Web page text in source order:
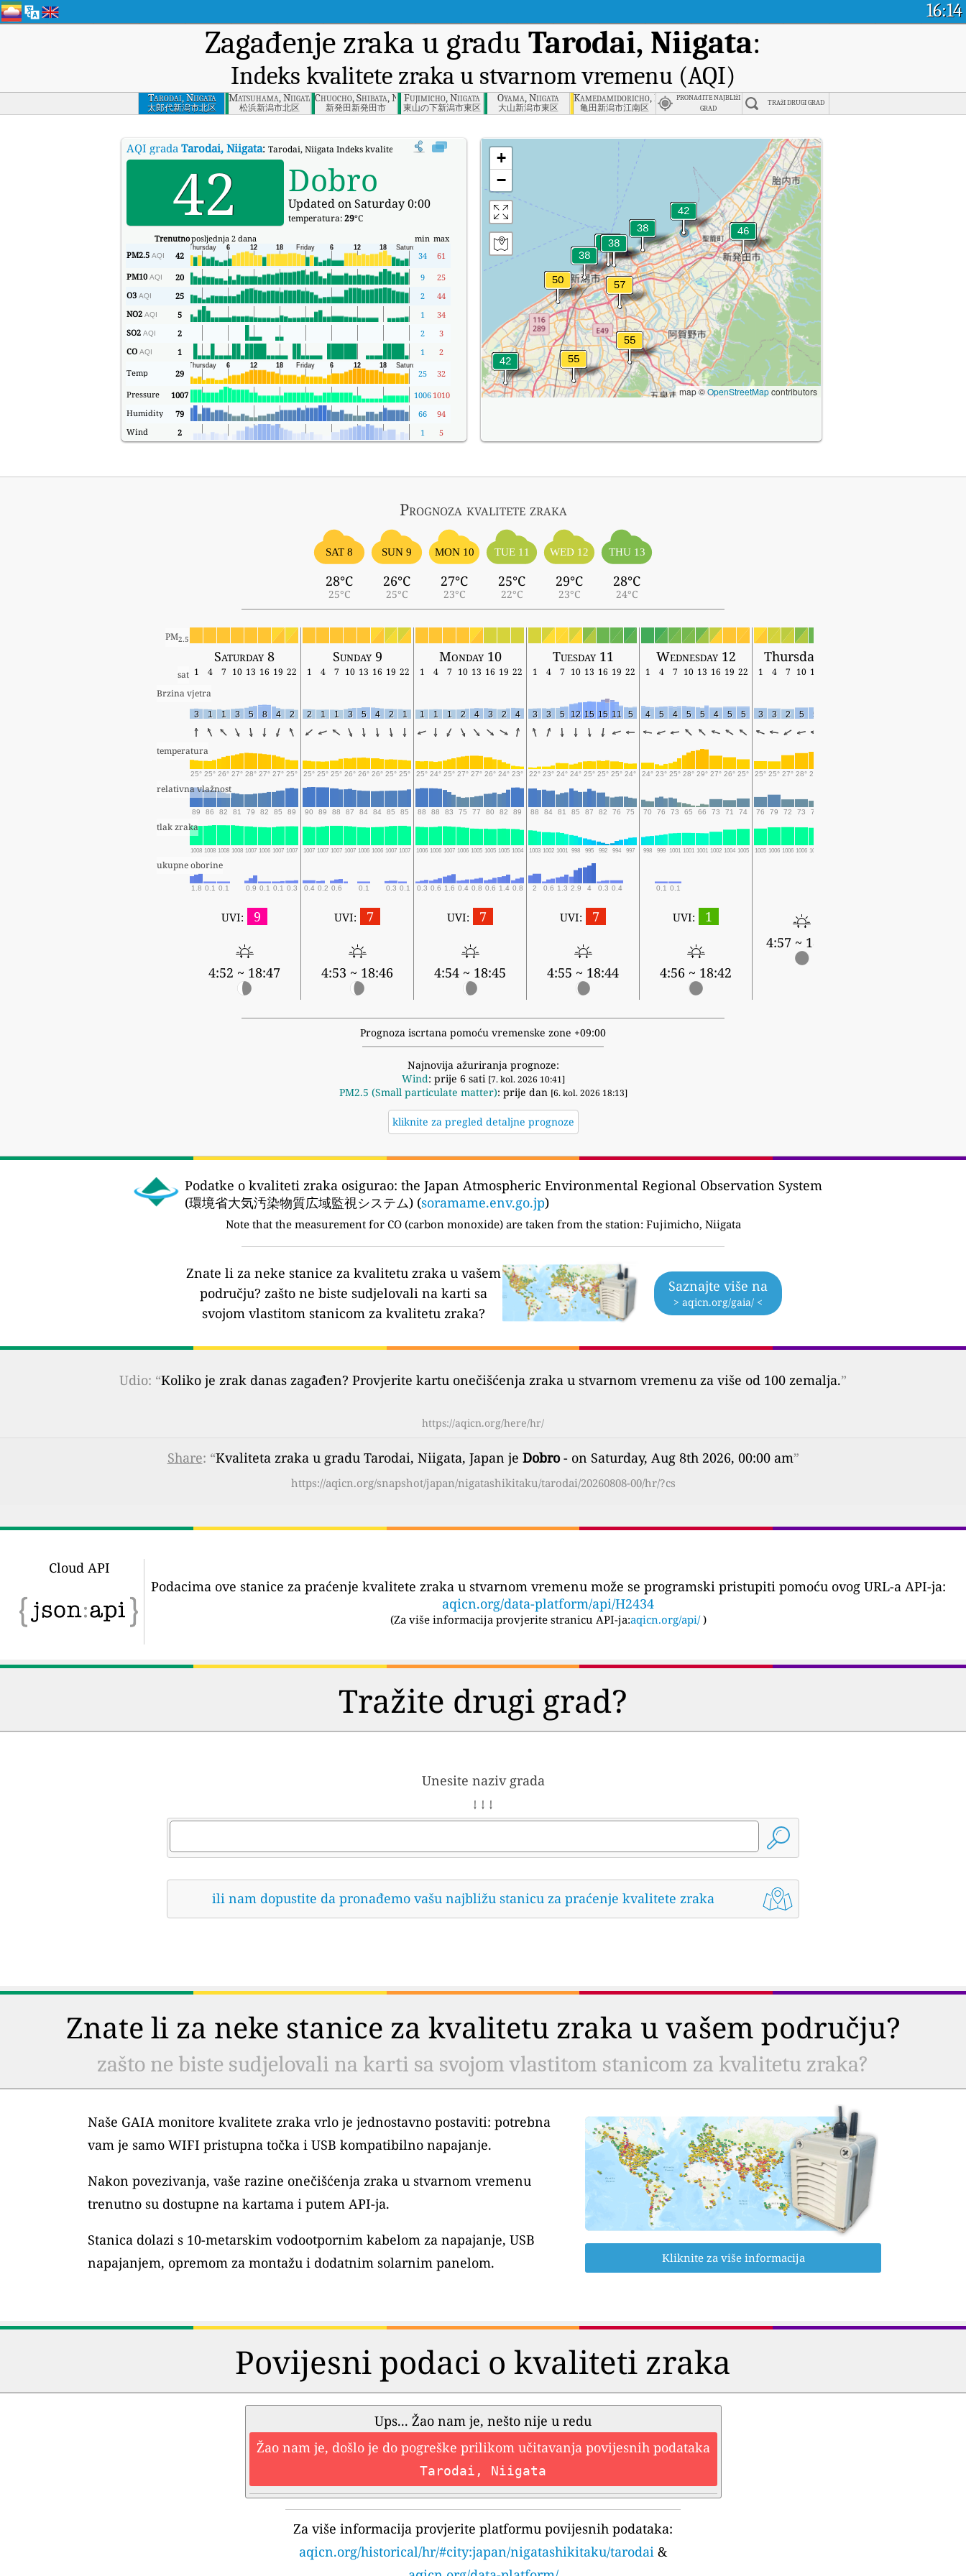
16:14
Zagađenje zraka u gradu Tarodai, Niigata:
Indeks kvalitete zraka u stvarnom vremenu (AQI)
Tarodai, Niigata
太郎代新潟市北区
Matsuhama, Niigata-ken
松浜新潟市北区
Chuocho, Shibata, Niigata
新発田新発田市
Fujimicho, Niigata
東山の下新潟市東区
Oyama, Niigata
大山新潟市東区
Kamedamidoricho, Niigata
亀田新潟市江南区
PRONAđITE NAJBLIžI
GRAD
TRAžI DRUGI GRAD
AQI grada Tarodai, Niigata: Tarodai, Niigata Indeks kvalitete zraka (AQI) u stvarnom vremenu.
42 Dobro
Updated on Saturday 0:00
temperatura:29°C
Trenutnoposljednja 2 dana min max
PM2.5 AQI 42 34
61
PM10 AQI 20 9
25
O3 AQI 25 2
44
NO2 AQI 5 1
34
SO2 AQI 2 2
3
CO AQI 1 1
2
Temp
29 25
32
Pressure
1007 1006 1010
Humidity
79 66
94
Wind
2 1 5
+
−
map ©OpenStreetMapcontributors
Prognoza kvalitete zraka
SAT 8
28°C
25°C
SUN 9
26°C
25°C
MON 10
27°C
23°C
TUE 11
25°C
22°C
WED 12
29°C
23°C
THU 13
28°C
24°C
PM2.5
Saturday 8 Sunday 9 Monday 10 Tuesday 11 Wednesday 12 Thursday 13
sat 1 4 7 10 13 16 19 22 1 4 7 10 13 16 19 22 1 4 7 10 13 16 19 22 1 4 7 10 13 16 19 22 1 4 7 10 13 16 19 22 1 4 7 10 13
Brzina vjetra
3 1 1 3 5 8 4 2 2 1 1 3 5 4 2 1 1 1 1 2 4 3 2 4 3 3 5 12 15 15 11 5 4 5 4 5 5 4 5 5 3 3 2 5 5
temperatura
25° 25° 26° 27° 28° 27° 27° 25° 25° 25° 25° 26° 26° 26° 25° 25° 25° 24° 25° 27° 27° 26° 24° 23° 22° 23° 24° 24° 25° 25° 25° 24° 24° 23° 25° 28° 29° 27° 26° 25° 25° 25° 27° 28° 28°
relativna vlažnost
89 86 82 81 79 82 85 89 90 89 88 87 84 84 85 85 88 88 83 75 77 80 82 89 88 84 81 85 87 82 76 75 70 76 73 65 66 73 71 74 76 79 72 73 70
tlak zraka
1008 1008 1008 1008 1007 1006 1007 1007 1007 1007 1007 1007 1006 1006 1007 1007 1006 1006 1007 1006 1005 1005 1005 1004 1003 1002 1001 998 995 992 994 997 998 999 1001 1001 1001 1002 1004 1005 1005 1006 1006 1006 1006
ukupne oborine
1.8 0.1 0.1 0.9 0.1 0.1 0.3 0.4 0.2 0.6 0.1 0.3 0.1 0.3 0.6 1.6 0.4 0.8 0.6 1.4 0.8 2 0.6 1.3 2.9 4 0.3 0.4 0.1 0.1
UVI: 9
4:52 ~ 18:47
UVI: 7
4:53 ~ 18:46
UVI: 7
4:54 ~ 18:45
UVI: 7
4:55 ~ 18:44
UVI: 1
4:56 ~ 18:42
4:57 ~ 18:41
Prognoza iscrtana pomoću vremenske zone +09:00
Najnovija ažuriranja prognoze:
Wind: prije 6 sati [7. kol. 2026 10:41]
PM2.5 (Small particulate matter): prije dan [6. kol. 2026 18:13]
kliknite za pregled detaljne prognoze
Podatke o kvaliteti zraka osigurao: the Japan Atmospheric Environmental Regional Observation System
(環境省大気汚染物質広域監視システム) (soramame.env.go.jp)
Note that the measurement for CO (carbon monoxide) are taken from the station: Fujimicho, Niigata
Znate li za neke stanice za kvalitetu zraka u vašem
području? zašto ne biste sudjelovali na karti sa
svojom vlastitom stanicom za kvalitetu zraka?
Saznajte više na
> aqicn.org/gaia/ <
Udio: “Koliko je zrak danas zagađen? Provjerite kartu onečišćenja zraka u stvarnom vremenu za više od 100 zemalja.”
https://aqicn.org/here/hr/
Share: “Kvaliteta zraka u gradu Tarodai, Niigata, Japan je Dobro- on Saturday, Aug 8th 2026, 00:00 am”
https://aqicn.org/snapshot/japan/nigatashikitaku/tarodai/20260808-00/hr/?cs
Cloud API
Podacima ove stanice za praćenje kvalitete zraka u stvarnom vremenu može se programski pristupiti pomoću ovog URL-a API-ja:
aqicn.org/data-platform/api/H2434
(Za više informacija provjerite stranicu API-ja:aqicn.org/api/ )
Tražite drugi grad?
Unesite naziv grada
↓ ↓ ↓
ili nam dopustite da pronađemo vašu najbližu stanicu za praćenje kvalitete zraka
Znate li za neke stanice za kvalitetu zraka u vašem području?
zašto ne biste sudjelovali na karti sa svojom vlastitom stanicom za kvalitetu zraka?
Naše GAIA monitore kvalitete zraka vrlo je jednostavno postaviti: potrebna
vam je samo WIFI pristupna točka i USB kompatibilno napajanje.
Nakon povezivanja, vaše razine onečišćenja zraka u stvarnom vremenu
trenutno su dostupne na kartama i putem API-ja.
Stanica dolazi s 10-metarskim vodootpornim kabelom za napajanje, USB
napajanjem, opremom za montažu i dodatnim solarnim panelom.
Kliknite za više informacija
Povijesni podaci o kvaliteti zraka
Ups... Žao nam je, nešto nije u redu
Žao nam je, došlo je do pogreške prilikom učitavanja povijesnih podataka
Tarodai, Niigata
Za više informacija provjerite platformu povijesnih podataka:
aqicn.org/historical/hr/#city:japan/nigatashikitaku/tarodai &